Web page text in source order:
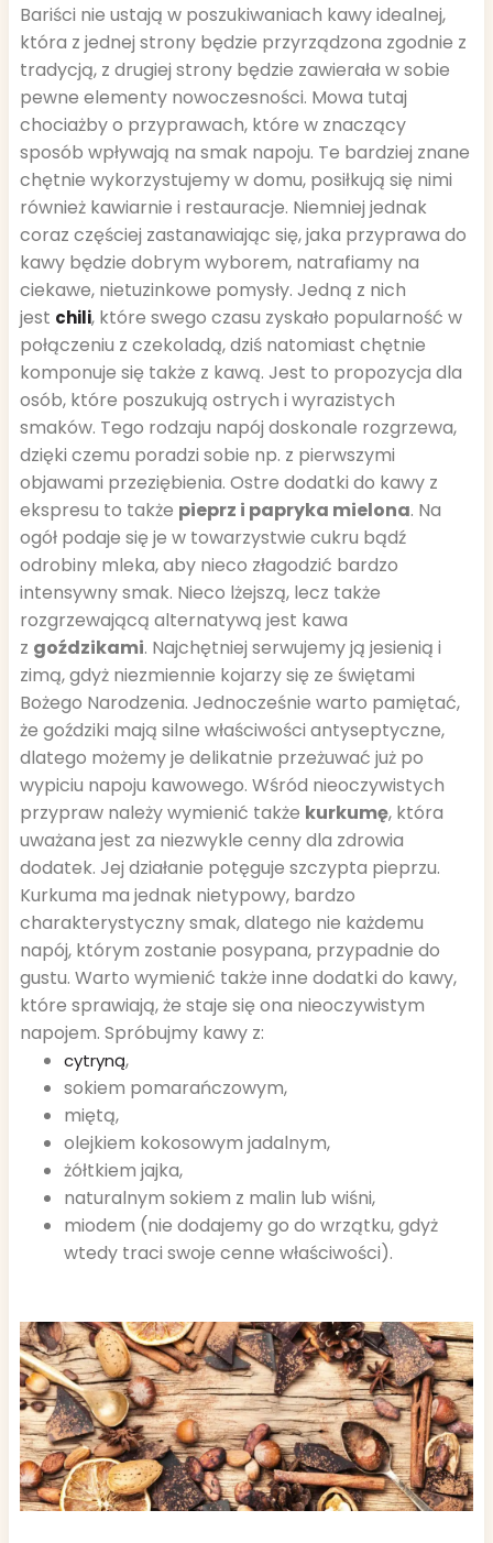
Bariści nie ustają w poszukiwaniach kawy idealnej,
która z jednej strony będzie przyrządzona zgodnie z
tradycją, z drugiej strony będzie zawierała w sobie
pewne elementy nowoczesności. Mowa tutaj
chociażby o przyprawach, które w znaczący
sposób wpływają na smak napoju. Te bardziej znane
chętnie wykorzystujemy w domu, posiłkują się nimi
również kawiarnie i restauracje. Niemniej jednak
coraz częściej zastanawiając się, jaka przyprawa do
kawy będzie dobrym wyborem, natrafiamy na
ciekawe, nietuzinkowe pomysły. Jedną z nich
jest chili, które swego czasu zyskało popularność w
połączeniu z czekoladą, dziś natomiast chętnie
komponuje się także z kawą. Jest to propozycja dla
osób, które poszukują ostrych i wyrazistych
smaków. Tego rodzaju napój doskonale rozgrzewa,
dzięki czemu poradzi sobie np. z pierwszymi
objawami przeziębienia. Ostre dodatki do kawy z
ekspresu to także pieprz i papryka mielona. Na
ogół podaje się je w towarzystwie cukru bądź
odrobiny mleka, aby nieco złagodzić bardzo
intensywny smak. Nieco lżejszą, lecz także
rozgrzewającą alternatywą jest kawa
z goździkami. Najchętniej serwujemy ją jesienią i
zimą, gdyż niezmiennie kojarzy się ze świętami
Bożego Narodzenia. Jednocześnie warto pamiętać,
że goździki mają silne właściwości antyseptyczne,
dlatego możemy je delikatnie przeżuwać już po
wypiciu napoju kawowego. Wśród nieoczywistych
przypraw należy wymienić także kurkumę, która
uważana jest za niezwykle cenny dla zdrowia
dodatek. Jej działanie potęguje szczypta pieprzu.
Kurkuma ma jednak nietypowy, bardzo
charakterystyczny smak, dlatego nie każdemu
napój, którym zostanie posypana, przypadnie do
gustu. Warto wymienić także inne dodatki do kawy,
które sprawiają, że staje się ona nieoczywistym
napojem. Spróbujmy kawy z:
cytryną,
sokiem pomarańczowym,
miętą,
olejkiem kokosowym jadalnym,
żółtkiem jajka,
naturalnym sokiem z malin lub wiśni,
miodem (nie dodajemy go do wrzątku, gdyż
wtedy traci swoje cenne właściwości).